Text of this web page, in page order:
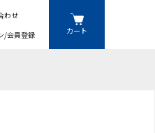
わせ
/会員登録 カート